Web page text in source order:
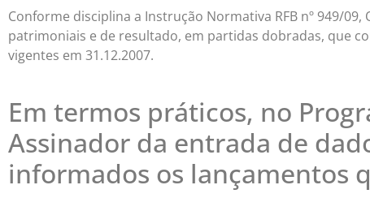
Conforme disciplina a Instrução Normativa RFB nº 949/09,
patrimoniais e de resultado, em partidas dobradas, que
vigentes em 31.12.2007.
Em termos práticos, no
Assinador da entrada de
informados os lançamentos